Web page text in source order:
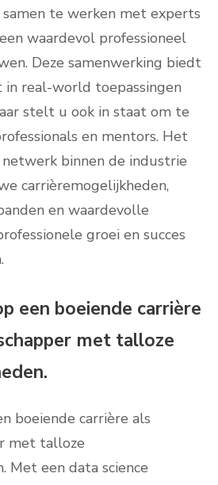
te werken met experts
waardevol professioneel
Deze samenwerking biedt
in real-world toepassingen
stelt u ook in staat om te
en mentors. Het
binnen de industrie
carrièremogelijkheden,
en waardevolle
groei en succes
een boeiende carrière
met talloze
boeiende carrière als
met talloze
Met een data science